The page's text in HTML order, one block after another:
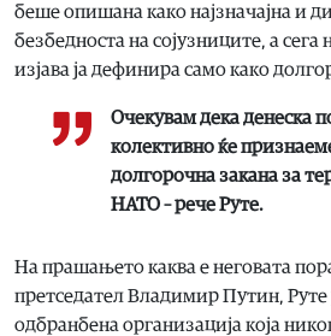
беше опишана како најзначајна и
безбедноста на сојузниците, а сега
изјава ја дефинира само како
Очекувам дека денеска
колективно ќе
долгорочна закана за
НАТО – рече Руте.
На прашањето каква е неговата
претседател Владимир Путин,
одбранбена организација која